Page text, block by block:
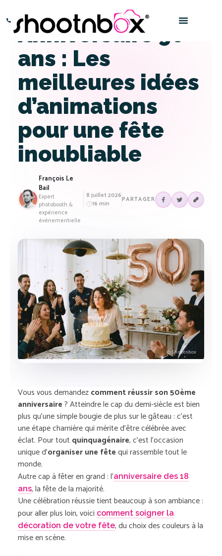
Anniversaire 50
ans : Les
meilleures idées
d’animations
pour une fête
inoubliable
François Le
Bail
Expert
photobooth &
expérience
événementielle
8 juillet 2026
16 min
PARTAGER
© Shootnbox
Vous vous demandezcomment réussir son 50ème
anniversaire? Atteindre le cap du demi-siècle est bien
plus qu’une simple bougie de plus sur le gâteau : c’est
une étape charnière qui mérite d’être célébrée avec
éclat. Pour tout quinquagénaire, c’est l’occasion
unique d’organiser une fêtequi rassemble tout le
monde.
Autre cap à fêter en grand : l’anniversaire des 18
ans, la fête de la majorité.
Une célébration réussie tient beaucoup à son ambiance :
pour aller plus loin, voici comment soigner la
décoration de votre fête, du choix des couleurs à la
mise en scène.